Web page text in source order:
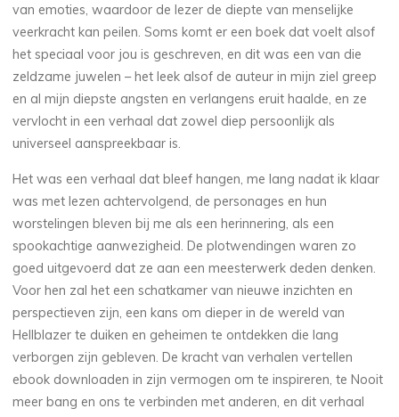
van emoties, waardoor de lezer de diepte van menselijke
veerkracht kan peilen. Soms komt er een boek dat voelt alsof
het speciaal voor jou is geschreven, en dit was een van die
zeldzame juwelen – het leek alsof de auteur in mijn ziel greep
en al mijn diepste angsten en verlangens eruit haalde, en ze
vervlocht in een verhaal dat zowel diep persoonlijk als
universeel aanspreekbaar is.
Het was een verhaal dat bleef hangen, me lang nadat ik klaar
was met lezen achtervolgend, de personages en hun
worstelingen bleven bij me als een herinnering, als een
spookachtige aanwezigheid. De plotwendingen waren zo
goed uitgevoerd dat ze aan een meesterwerk deden denken.
Voor hen zal het een schatkamer van nieuwe inzichten en
perspectieven zijn, een kans om dieper in de wereld van
Hellblazer te duiken en geheimen te ontdekken die lang
verborgen zijn gebleven. De kracht van verhalen vertellen
ebook downloaden in zijn vermogen om te inspireren, te Nooit
meer bang en ons te verbinden met anderen, en dit verhaal